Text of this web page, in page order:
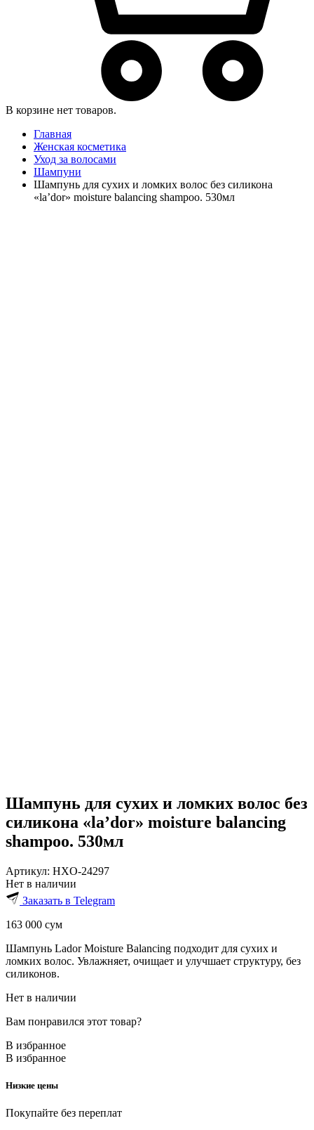
В корзине нет товаров.
Главная
Женская косметика
Уход за волосами
Шампуни
Шампунь для сухих и ломких волос без силикона
«la’dor» moisture balancing shampoo. 530мл
Шампунь для сухих и ломких волос без
силикона «la’dor» moisture balancing
shampoo. 530мл
Артикул: HXO-24297
Нет в наличии
Заказать в Telegram
163 000 сум
Шампунь Lador Moisture Balancing подходит для сухих и
ломких волос. Увлажняет, очищает и улучшает структуру, без
силиконов.
Нет в наличии
Вам понравился этот товар?
В избранное
В избранное
Низкие цены
Покупайте без переплат